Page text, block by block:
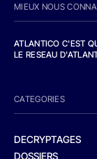
MIEUX NOUS
ATLANTICO C'EST
LE RESEAU
CATEGORIES
DECRYPTAGES
DOSSIERS